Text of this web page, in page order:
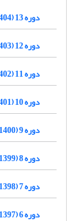
دوره 13 (1404)
دوره 12 (1403)
دوره 11 (1402)
دوره 10 (1401)
دوره 9 (1400)
دوره 8 (1399)
دوره 7 (1398)
دوره 6 (1397)